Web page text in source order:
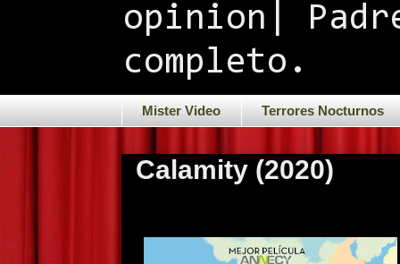
opinion|
completo.
Mister Video Terrores Nocturnos
Calamity (2020)